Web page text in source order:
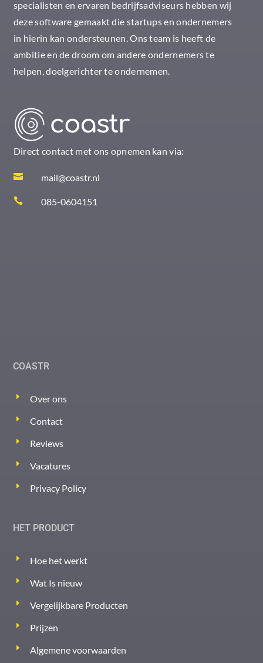
specialisten en ervaren bedrijfsadviseurs hebben wij
deze software gemaakt die startups en ondernemers
in hierin kan ondersteunen. Ons team is heeft de
ambitie en de droom om andere ondernemers te
helpen, doelgerichter te ondernemen.
Direct contact met ons opnemen kan via:
 mail@coastr.nl
 085-0604151
COASTR
Over ons
Contact
Reviews
Vacatures
Privacy Policy
HET PRODUCT
Hoe het werkt
Wat Is nieuw
Vergelijkbare Producten
Prijzen
Algemene voorwaarden